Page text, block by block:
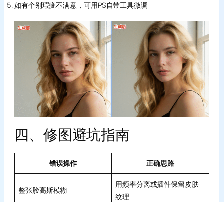
如有个别瑕疵不满意，可用PS自带工具微调
四、修图避坑指南
错误操作 正确思路
整张脸高斯模糊
用频率分离或插件保留皮肤
纹理